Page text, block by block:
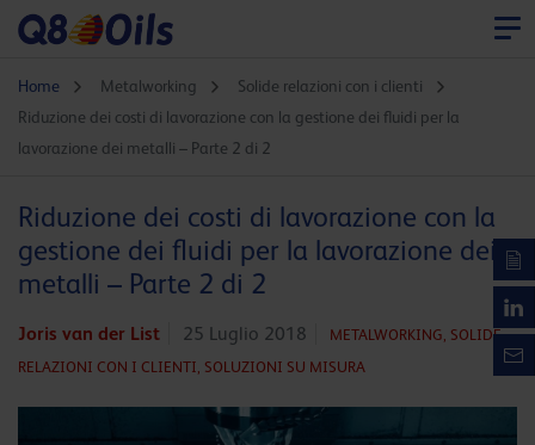
Home Metalworking
Solide relazioni con i clienti
Riduzione dei costi di lavorazione con la gestione dei fluidi per la
lavorazione dei metalli – Parte 2 di 2
Riduzione dei costi di lavorazione con la
gestione dei fluidi per la lavorazione dei
metalli – Parte 2 di 2
Joris van der List 25 Luglio 2018 METALWORKING, SOLIDE
RELAZIONI CON I CLIENTI, SOLUZIONI SU MISURA